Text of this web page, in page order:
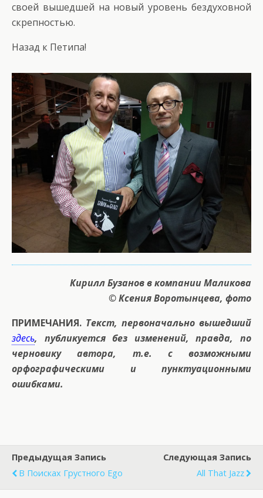
своей вышедшей на новый уровень бездуховной
скрепностью.
Назад к Петипа!
Кирилл Бузанов в компании Маликова
© Ксения Воротынцева, фото
ПРИМЕЧАНИЯ. Текст, первоначально вышедший
здесь, публикуется без изменений, правда, по
черновику автора, т.е. с возможными
орфографическими и пунктуационными
ошибками.
Предыдущая Запись
В Поисках Грустного Ego
Следующая Запись
All That Jazz